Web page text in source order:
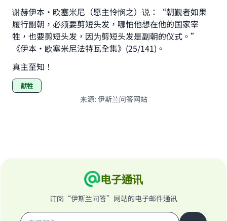
谢赫伊本•欧塞米尼（愿主怜悯之）说：“朝觐者如果
履行副朝，必须要剪短头发，哪怕他想在他的国家宰
牲，也要剪短头发，因为剪短头发是副朝的仪式。”
《伊本·欧塞米尼法特瓦全集》(25/141)。
真主至知！
献牲
来源: 伊斯兰问答网站
电子通讯
订阅“伊斯兰问答”网站的电子邮件通讯